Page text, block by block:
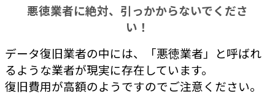
悪徳業者に絶対、引っかからないでくださ
い！
データ復旧業者の中には、「悪徳業者」と呼ばれ
るような業者が現実に存在しています。
復旧費用が高額のようですのでご注意ください。